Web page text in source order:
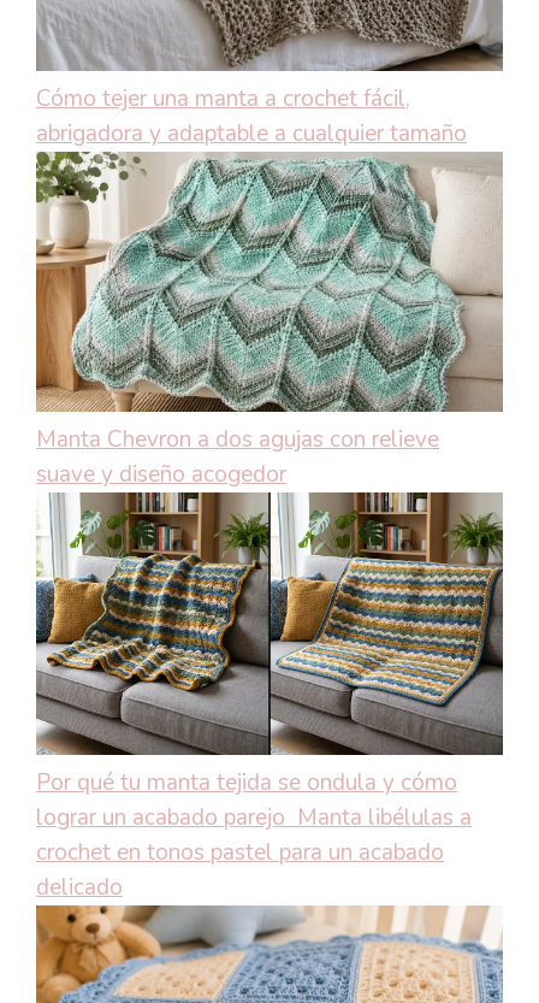
Cómo tejer una manta a crochet fácil,
abrigadora y adaptable a cualquier tamaño
Manta Chevron a dos agujas con relieve
suave y diseño acogedor
Por qué tu manta tejida se ondula y cómo
lograr un acabado parejo Manta libélulas a
crochet en tonos pastel para un acabado
delicado